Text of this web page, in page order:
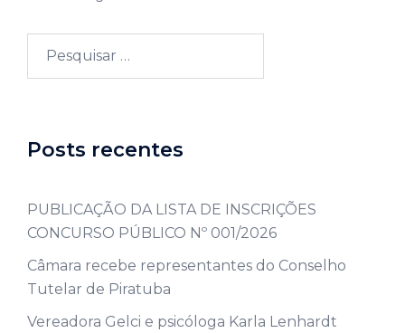
Posts recentes
PUBLICAÇÃO DA LISTA DE INSCRIÇÕES
CONCURSO PÚBLICO Nº 001/2026
Câmara recebe representantes do Conselho
Tutelar de Piratuba
Vereadora Gelci e psicóloga Karla Lenhardt